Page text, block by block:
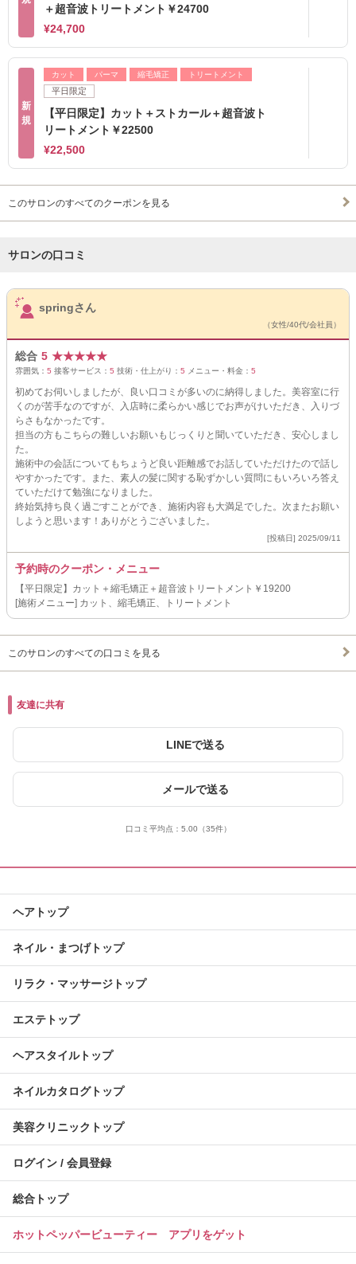
＋超音波トリートメント￥24700
¥24,700
新
規
カット パーマ 縮毛矯正 トリートメント
平日限定
【平日限定】カット＋ストカール＋超音波ト
リートメント￥22500
¥22,500
このサロンのすべてのクーポンを見る
サロンの口コミ
サロンPick Up
springさん
（女性/40代/会社員）
総合 5 ★★★★★
雰囲気： 5 接客サービス： 5 技術・仕上がり： 5 メニュー・料金： 5
初めてお伺いしましたが、良い口コミが多いのに納得しました。美容室に行
くのが苦手なのですが、入店時に柔らかい感じでお声がけいただき、入りづ
らさもなかったです。
担当の方もこちらの難しいお願いもじっくりと聞いていただき、安心しまし
た。
施術中の会話についてもちょうど良い距離感でお話していただけたので話し
やすかったです。また、素人の髪に関する恥ずかしい質問にもいろいろ答え
ていただけて勉強になりました。
終始気持ち良く過ごすことができ、施術内容も大満足でした。次またお願い
しようと思います！ありがとうございました。
[投稿日] 2025/09/11
予約時のクーポン・メニュー
【平日限定】カット＋縮毛矯正＋超音波トリートメント￥19200
[施術メニュー] カット、縮毛矯正、トリートメント
このサロンのすべての口コミを見る
友達に共有
LINEで送る
メールで送る
口コミ平均点： 5.00 （35件）
ヘアトップ
ネイル・まつげトップ
リラク・マッサージトップ
エステトップ
ヘアスタイルトップ
ネイルカタログトップ
美容クリニックトップ
ログイン / 会員登録
総合トップ
ホットペッパービューティー アプリをゲット